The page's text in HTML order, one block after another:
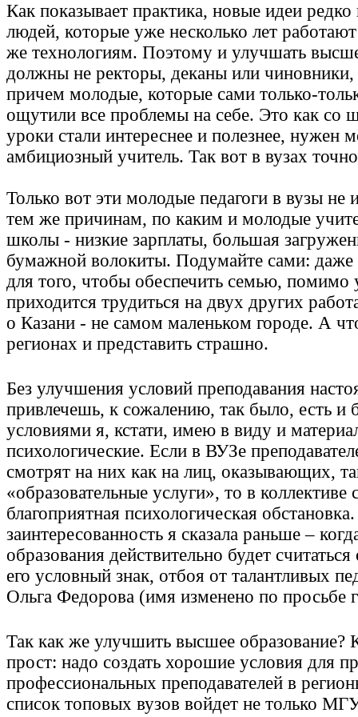
Как показывает практика, новые идеи
людей, которые уже несколько лет
же технологиям. Поэтому и улучшать
должны не ректоры, деканы или чиновники,
причем молодые, которые сами только-
ощутили все проблемы на себе. Это как со
уроки стали интереснее и полезнее, нужен
амбициозный учитель. Так вот в вузах
Только вот эти молодые педагоги в вузы
тем же причинам, по каким и молодые
школы - низкие зарплаты, большая
бумажной волокиты. Подумайте сами: даже
для того, чтобы обеспечить семью, помимо
приходится трудиться на двух других
о Казани - не самом маленьком городе. А
регионах и представить страшно.
Без улучшения условий преподавания
привлечешь, к сожалению, так было, есть и
условиями я, кстати, имею в виду и
психологические. Если в ВУЗе
смотрят на них как на лиц, оказывающих,
«образовательные услуги», то в коллективе
благоприятная психологическая
заинтересованность я сказала раньше –
образования действительно будет
его условный знак, отбоя от талантливых
Ольга Федорова (имя изменено по просьбе
Так как же улучшить высшее образование?
прост: надо создать хорошие условия для
профессиональных преподавателей в
список топовых вузов войдет не только